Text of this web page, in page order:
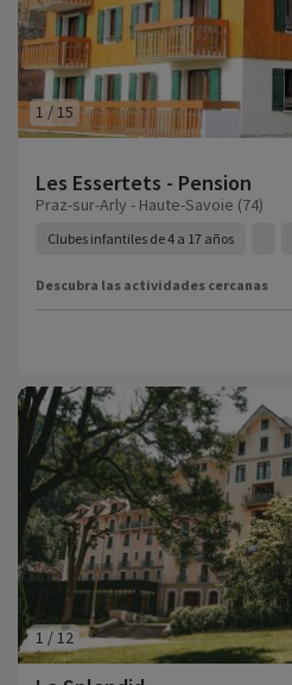
1 /15
Les Essertets - Pension
Praz-sur-Arly - Haute-Savoie (74)
Clubes infantiles de 4 a 17 años
Descubra las actividades cercanas
1 /12